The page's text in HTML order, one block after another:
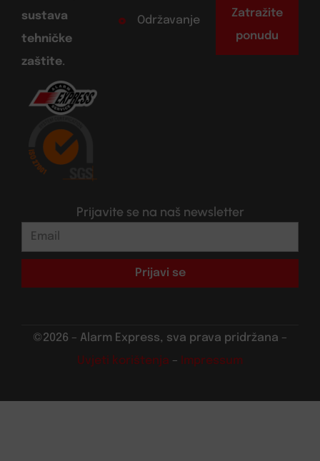
sustava
tehničke
zaštite.
Održavanje
Zatražite
ponudu
Prijavite se na naš newsletter
Prijavi se
©2026 – Alarm Express, sva prava pridržana –
Uvjeti korištenja – Impressum